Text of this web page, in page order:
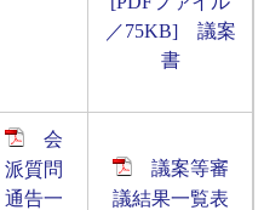
／75KB]
議案
書
会
派質問
通告一
議案等審
議結果一覧表